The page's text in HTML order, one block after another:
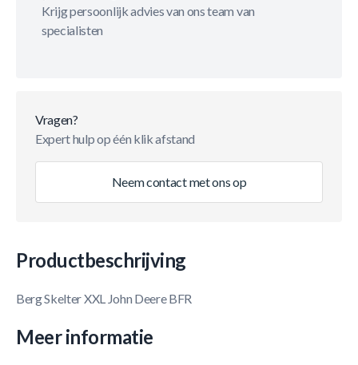
Krijg persoonlijk advies van ons team van
specialisten
Vragen?
Expert hulp op één klik afstand
Neem contact met ons op
Productbeschrijving
Berg Skelter XXL John Deere BFR
Meer informatie